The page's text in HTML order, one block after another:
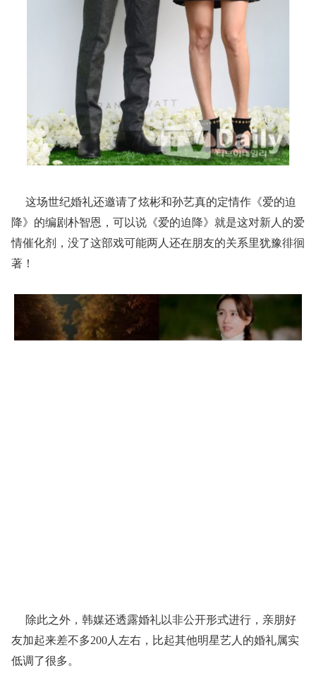
这场世纪婚礼还邀请了炫彬和孙艺真的定情作《爱的迫
降》的编剧朴智恩，可以说《爱的迫降》就是这对新人的爱
情催化剂，没了这部戏可能两人还在朋友的关系里犹豫徘徊
著！
除此之外，韩媒还透露婚礼以非公开形式进行，亲朋好
友加起来差不多200人左右，比起其他明星艺人的婚礼属实
低调了很多。